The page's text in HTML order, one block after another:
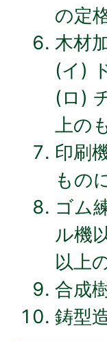
の定
木材
(イ)
(ロ)
上の
印刷
もの
ゴム
ル機
以上
合成
鋳型